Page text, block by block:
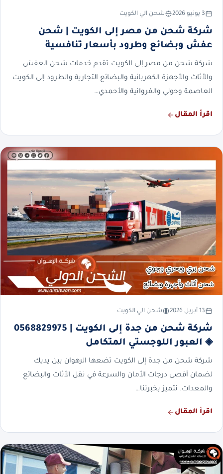
3 يونيو 2026 شحن الي الكويت
شركة شحن من مصر إلى الكويت | شحن
عفش وبضائع وطرود بأسعار تنافسية
شركة شحن من مصر إلى الكويت تقدم خدمات شحن العفش
والأثاث والأجهزة الكهربائية والبضائع التجارية والطرود إلى الكويت
العاصمة وحولي والفروانية والأحمدي…
اقرأ المقال
13 أبريل 2026 شحن الي الكويت
شركة شحن من جدة إلى الكويت | 0568829975
◈ العبور اللوجستي المتكامل
شركة شحن من جدة إلى الكويت تضعها الرهوان بين يديك
لضمان أقصى درجات الأمان والسرعة في نقل الأثاث والبضائع
والمعدات. نتميز بخبرتنا…
اقرأ المقال